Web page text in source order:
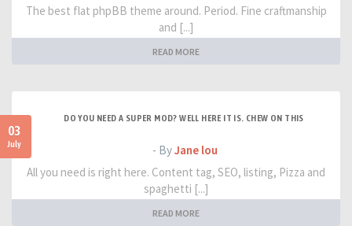
The best flat phpBB theme around. Period. Fine craftmanship
and [...]
READ MORE
03
July
DO YOU NEED A SUPER MOD? WELL HERE IT IS. CHEW ON THIS
- ByJane lou
All you need is right here. Content tag, SEO, listing, Pizza and
spaghetti [...]
READ MORE